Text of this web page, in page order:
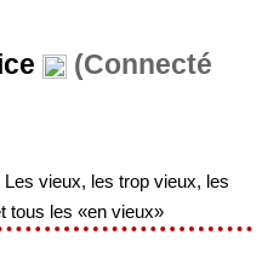
(Connecté
vieux, les trop vieux, les
tous les «en vieux»